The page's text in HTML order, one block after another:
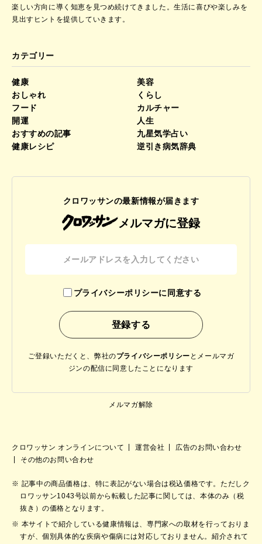
楽しい方向に導く知恵を見つめ続けてきました。生活に喜びや楽しみを
見出すヒントを提供していきます。
カテゴリー
健康
美容
おしゃれ
くらし
フード
カルチャー
開運
人生
おすすめの記事
九星気学占い
健康レシピ
逆引き病気辞典
クロワッサンの最新情報が届きます
メルマガに登録
プライバシーポリシーに同意する
ご登録いただくと、弊社のプライバシーポリシー と メールマガ
ジンの配信に同意したことになります
メルマガ解除
クロワッサン オンラインについて 運営会社
広告のお問い合わせ
その他のお問い合わせ
記事中の商品価格は、特に表記がない場合は税込価格です。ただしク
ロワッサン1043号以前から転載した記事に関しては、本体のみ（税
抜き）の価格となります。
本サイトで紹介している健康情報は、専門家への取材を行っておりま
すが、個別具体的な疾病や傷病には対応しておりません。紹介されて